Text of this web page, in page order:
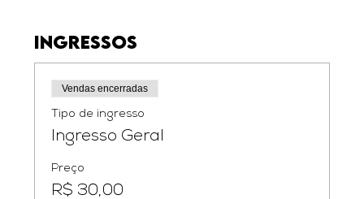
Ingressos
Vendas encerradas
Tipo de ingresso
Ingresso Geral
Preço
R$ 30,00